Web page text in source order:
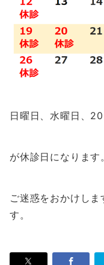
日曜日、水曜日、
が休診日になります。
ご迷惑をおかけし
す。